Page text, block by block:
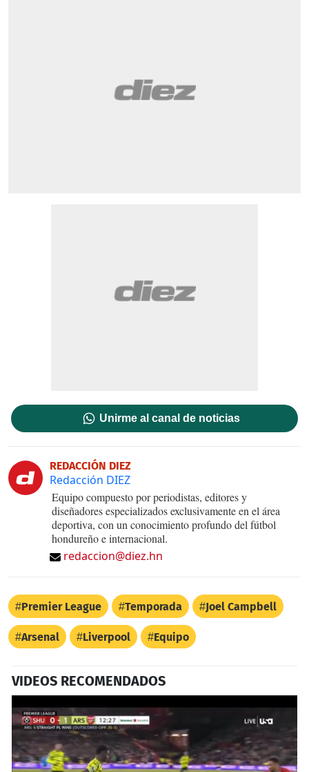
Unirme al canal de noticias
REDACCIÓN DIEZ
Redacción DIEZ
Equipo compuesto por periodistas, editores y
diseñadores especializados exclusivamente en el área
deportiva, con un conocimiento profundo del fútbol
hondureño e internacional.
redaccion@diez.hn
Premier League Temporada Joel Campbell
Arsenal Liverpool Equipo
VIDEOS RECOMENDADOS